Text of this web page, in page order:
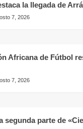
la llegada de
7, 2026
Africana de Fútbol
7, 2026
segunda parte de